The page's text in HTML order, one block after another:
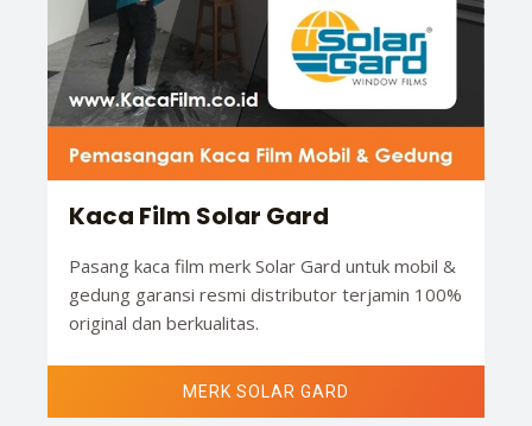
Kaca Film Solar Gard
Pasang kaca film merk Solar Gard untuk mobil &
gedung garansi resmi distributor terjamin 100%
original dan berkualitas.
MERK SOLAR GARD